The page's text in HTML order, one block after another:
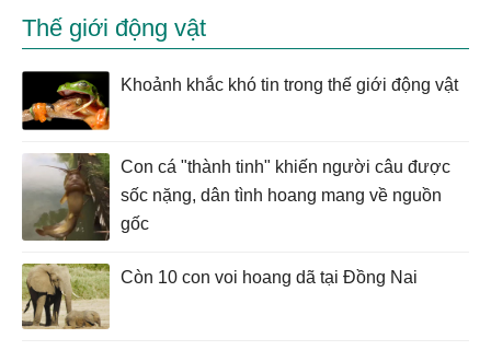
Thế giới động vật
Khoảnh khắc khó tin trong thế giới động vật
Con cá "thành tinh" khiến người câu được
sốc nặng, dân tình hoang mang về nguồn
gốc
Còn 10 con voi hoang dã tại Đồng Nai